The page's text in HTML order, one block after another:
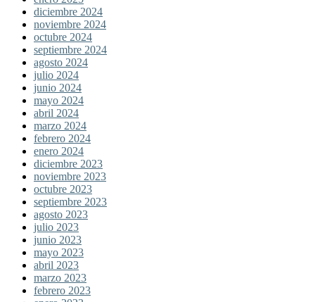
diciembre 2024
noviembre 2024
octubre 2024
septiembre 2024
agosto 2024
julio 2024
junio 2024
mayo 2024
abril 2024
marzo 2024
febrero 2024
enero 2024
diciembre 2023
noviembre 2023
octubre 2023
septiembre 2023
agosto 2023
julio 2023
junio 2023
mayo 2023
abril 2023
marzo 2023
febrero 2023